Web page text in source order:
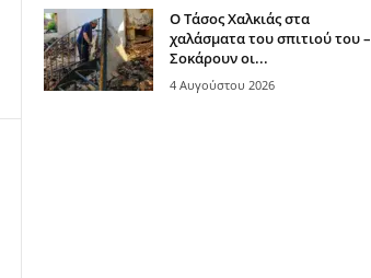
Ο Τάσος Χαλκιάς στα
χαλάσματα του σπιτιού του –
Σοκάρουν οι...
4 Αυγούστου 2026